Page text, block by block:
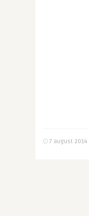
7 august 2014